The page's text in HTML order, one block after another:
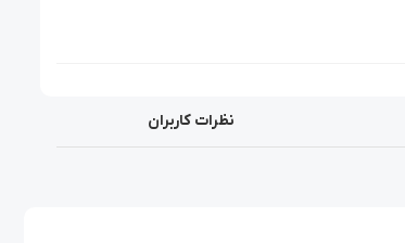
نظرات کاربران